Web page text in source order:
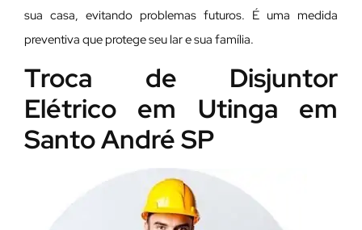
sua casa, evitando problemas futuros. É uma medida
preventiva que protege seu lar e sua família.
Troca de Disjuntor
Elétrico em Utinga em
Santo André SP